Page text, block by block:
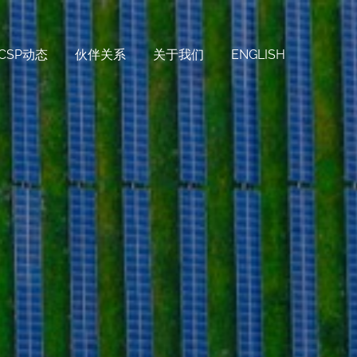
动态 伙伴关系 关于我们 ENGLISH